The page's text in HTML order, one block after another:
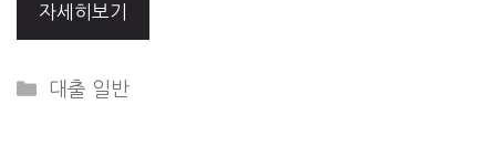
자세히보기
Categories
대출 일반